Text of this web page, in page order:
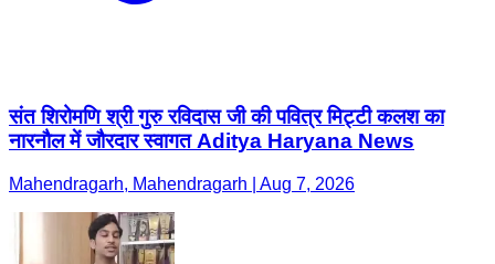
संत शिरोमणि श्री गुरु रविदास जी की पवित्र मिट्टी कलश का
नारनौल में जौरदार स्वागत Aditya Haryana News
Mahendragarh, Mahendragarh | Aug 7, 2026